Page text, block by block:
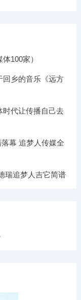
100家）
回乡的音乐《远方
时代让传播自己去
幕 追梦人传媒全
瑞追梦人吉它简谱